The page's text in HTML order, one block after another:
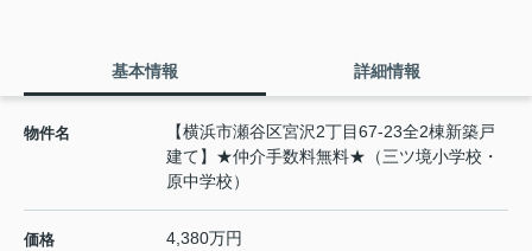
基本情報 詳細情報
物件名
【横浜市瀬谷区宮沢2丁目67-23全2棟新築戸
建て】★仲介手数料無料★（三ツ境小学校・
原中学校）
価格 4,380万円